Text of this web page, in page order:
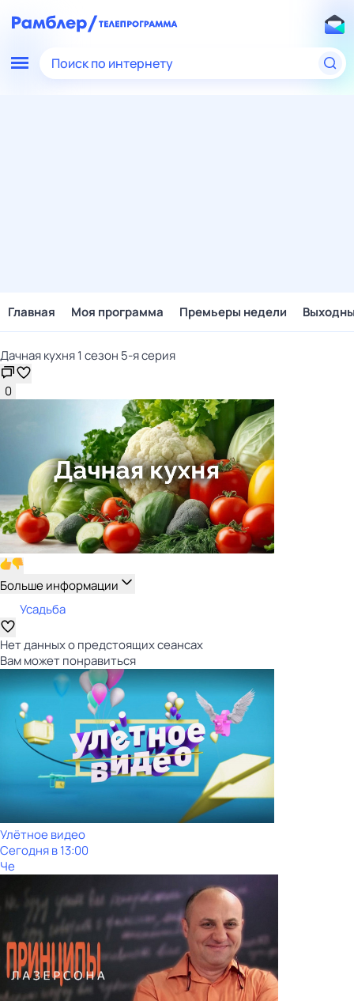
Поиск по интернету
Главная Моя программа Премьеры недели
Дачная кухня 1 сезон 5-я серия
0
Больше информации
Усадьба
Нет данных о предстоящих сеансах
Вам может понравиться
Улётное видео
Сегодня в 13:00
Че